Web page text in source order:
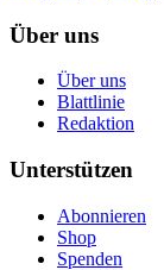
Über uns
Über uns
Blattlinie
Redaktion
Unterstützen
Abonnieren
Shop
Spenden